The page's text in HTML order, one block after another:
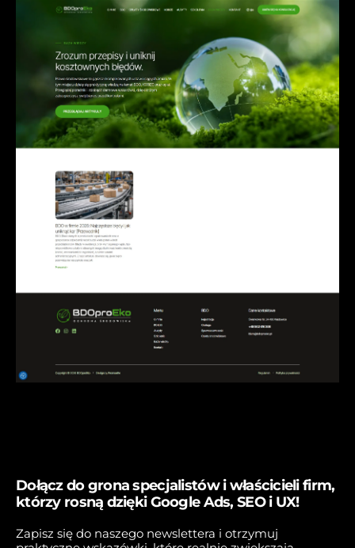
Dołącz do grona specjalistów i właścicieli firm,
którzy rosną dzięki Google Ads, SEO i UX!
Zapisz się do naszego newslettera i otrzymuj